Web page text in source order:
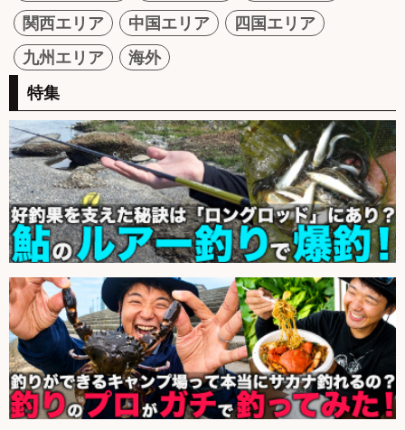
関西エリア
中国エリア
四国エリア
九州エリア
海外
特集